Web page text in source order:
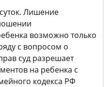
Лишение
возможно только
с вопросом о
суд разрешает
на ребенка с
кодекса РФ